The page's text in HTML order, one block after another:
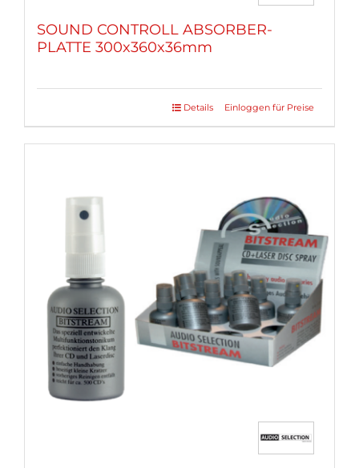
SOUND CONTROLL ABSORBER-
PLATTE 300x360x36mm
Produkt
Varianten
Optionen
können
auf
der
Produktseite
gewählt
werden
Einloggen für Preise
Details